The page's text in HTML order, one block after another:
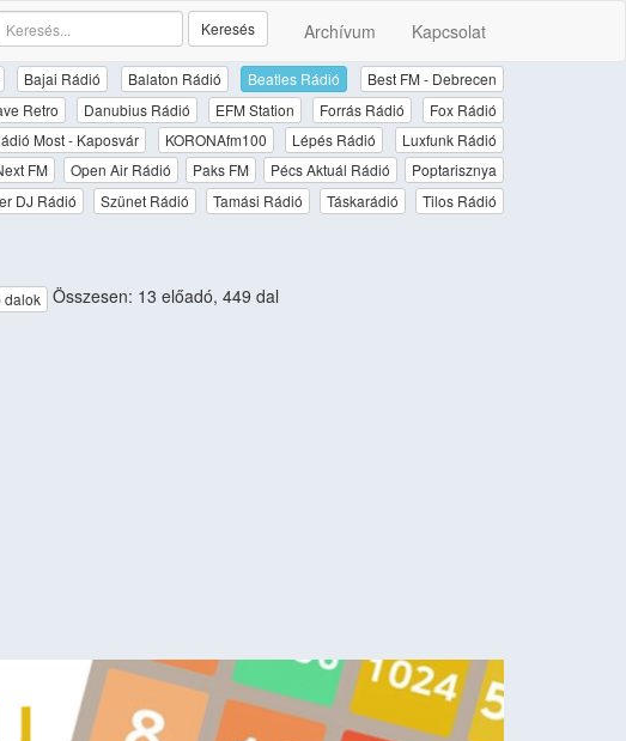
Archívum Kapcsolat
Keresés
Bajai Rádió Balaton Rádió Beatles Rádió
Best FM - Debrecen
Retro Danubius Rádió EFM Station Forrás Rádió
Fox Rádió
Most - Kaposvár KORONAfm100 Lépés Rádió
Luxfunk Rádió
FM Open Air Rádió Paks FM Pécs Aktuál Rádió
Poptarisznya
DJ Rádió Szünet Rádió Tamási Rádió Táskarádió
Tilos Rádió
dalok Összesen: 13 előadó, 449 dal